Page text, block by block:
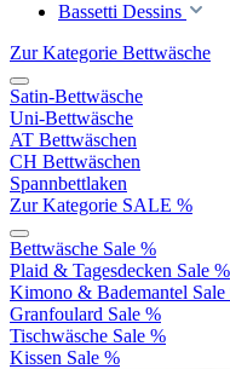
Bassetti Dessins
Zur Kategorie Bettwäsche
Satin-Bettwäsche
Uni-Bettwäsche
AT Bettwäschen
CH Bettwäschen
Spannbettlaken
Zur Kategorie SALE %
Bettwäsche Sale %
Plaid & Tagesdecken Sale %
Kimono & Bademantel Sale
Granfoulard Sale %
Tischwäsche Sale %
Kissen Sale %